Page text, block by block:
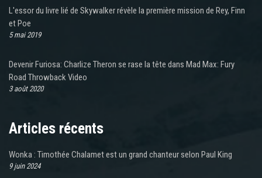
L'essor du livre lié de Skywalker révèle la première mission de Rey, Finn
et Poe
5 mai 2019
Devenir Furiosa: Charlize Theron se rase la tête dans Mad Max: Fury
Road Throwback Video
3 août 2020
Articles récents
Wonka : Timothée Chalamet est un grand chanteur selon Paul King
9 juin 2024